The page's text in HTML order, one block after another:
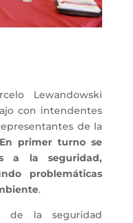
Lewandowski
con intendentes
de la
En primer turno se
a la seguridad,
problemáticas
.
de la seguridad